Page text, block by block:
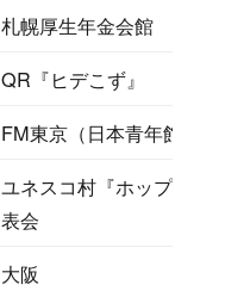
札幌厚生年金会館
QR『ヒデこず』
FM東京（日本青年館）
ユネスコ村『ホップ・ステ
表会
大阪